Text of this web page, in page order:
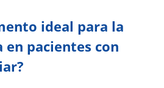
ideal para la
pacientes con